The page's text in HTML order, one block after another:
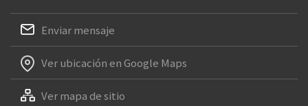
Enviar mensaje
Ver ubicación en Google Maps
Ver mapa de sitio